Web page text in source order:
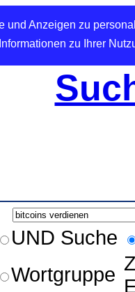
und Anzeigen zu
zu Ihrer
UND Suche
Wortgruppe